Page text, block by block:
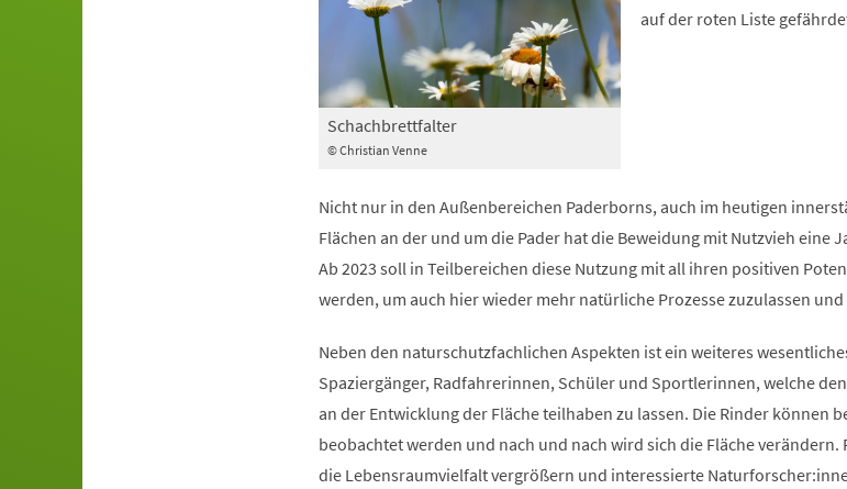
© Christian Venne
Schachbrettfalter
auf der roten Liste
Nicht nur in den Außenbereichen Paderborns, auch im heutigen
Flächen an der und um die Pader hat die Beweidung mit Nutzvieh eine
Ab 2023 soll in Teilbereichen diese Nutzung mit all ihren positiven
werden, um auch hier wieder mehr natürliche Prozesse zuzulassen
Neben den naturschutzfachlichen Aspekten ist ein weiteres
Spaziergänger, Radfahrerinnen, Schüler und Sportlerinnen, welche
an der Entwicklung der Fläche teilhaben zu lassen. Die Rinder können
beobachtet werden und nach und nach wird sich die Fläche verändern.
die Lebensraumvielfalt vergrößern und interessierte